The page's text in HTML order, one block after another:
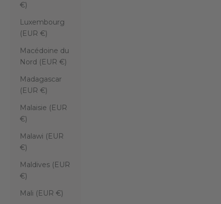
€)
Luxembourg
(EUR €)
Macédoine du
Nord (EUR €)
Madagascar
(EUR €)
Malaisie (EUR
€)
Malawi (EUR
€)
Maldives (EUR
€)
Mali (EUR €)